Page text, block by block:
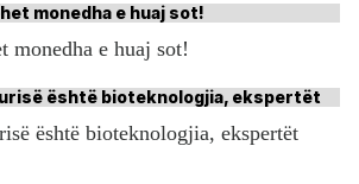
monedha e huaj sot!
është bioteknologjia, ekspertët